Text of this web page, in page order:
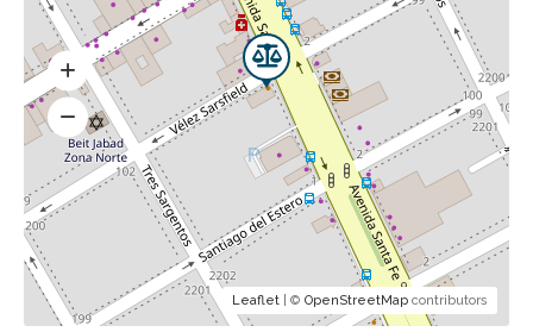
Leaflet | © OpenStreetMap contributors